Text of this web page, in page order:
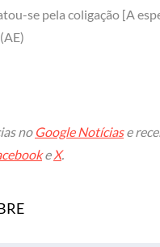
se pela coligação [A
no Google Notíciase
eX.